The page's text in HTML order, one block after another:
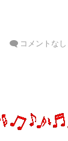
コメントなし